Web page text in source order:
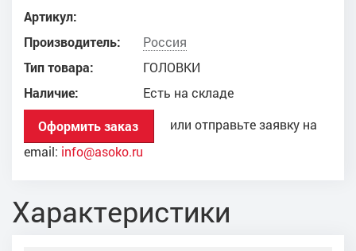
Артикул:
Производитель:
Россия
Тип товара:
ГОЛОВКИ
Наличие:
Есть на складе
Оформить заказ
или отправьте заявку на
email: info@asoko.ru
Характеристики